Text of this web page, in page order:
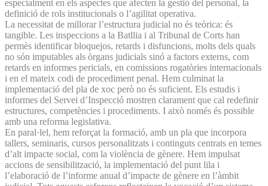
especialment en els aspectes que afecten la gestió del personal, la
definició de rols institucionals o l’agilitat operativa.
La necessitat de millorar l’estructura judicial no és teòrica: és
tangible. Les inspeccions a la Batllia i al Tribunal de Corts han
permès identificar bloquejos, retards i disfuncions, molts dels quals
no són imputables als òrgans judicials sinó a factors externs, com
retards en informes pericials, en comissions rogatòries internacionals
i en el mateix codi de procediment penal. Hem culminat la
implementació del pla de xoc però no és suficient. Els estudis i
informes del Servei d’Inspecció mostren clarament que cal redefinir
estructures, competències i procediments. I això només és possible
amb una reforma legislativa.
En paral·lel, hem reforçat la formació, amb un pla que incorpora
tallers, seminaris, cursos personalitzats i continguts centrats en temes
d’alt impacte social, com la violència de gènere. Hem impulsat
accions de sensibilització, la implementació del punt lila i
l’elaboració de l’informe anual d’impacte de gènere en l’àmbit